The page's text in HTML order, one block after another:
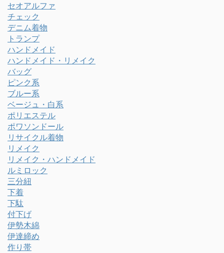
セオアルファ
チェック
デニム着物
トランプ
ハンドメイド
ハンドメイド・リメイク
バッグ
ピンク系
ブルー系
ベージュ・白系
ポリエステル
ポワソンドール
リサイクル着物
リメイク
リメイク・ハンドメイド
ルミロック
三分紐
下着
下駄
付下げ
伊勢木綿
伊達締め
作り帯